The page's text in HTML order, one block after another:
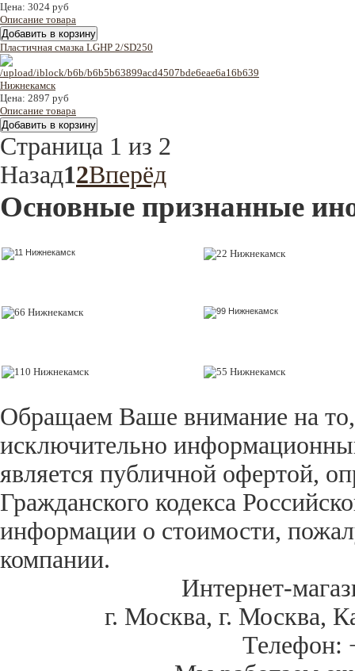
Цена: 3024 руб
Описание товара
Пластичная смазка LGHP 2/SD250
Цена: 2897 руб
Описание товара
Страница 1 из 2
Назад12Вперёд
Основные признанные
Обращаем Ваше внимание на
исключительно
является публичной офертой,
Гражданского кодекса
информации о стоимости,
компании.
Интернет-
г. Москва,г. Москва,
Телефон: